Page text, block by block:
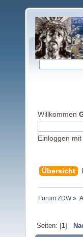
Willkommen
Einloggen
Übersicht
Forum ZDW»
Seiten: [1]